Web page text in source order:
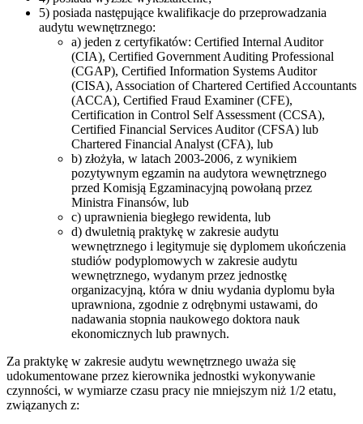
5) posiada następujące kwalifikacje do przeprowadzania
audytu wewnętrznego:
a) jeden z certyfikatów: Certified Internal Auditor
(CIA), Certified Government Auditing Professional
(CGAP), Certified Information Systems Auditor
(CISA), Association of Chartered Certified Accountants
(ACCA), Certified Fraud Examiner (CFE),
Certification in Control Self Assessment (CCSA),
Certified Financial Services Auditor (CFSA) lub
Chartered Financial Analyst (CFA), lub
b) złożyła, w latach 2003-2006, z wynikiem
pozytywnym egzamin na audytora wewnętrznego
przed Komisją Egzaminacyjną powołaną przez
Ministra Finansów, lub
c) uprawnienia biegłego rewidenta, lub
d) dwuletnią praktykę w zakresie audytu
wewnętrznego i legitymuje się dyplomem ukończenia
studiów podyplomowych w zakresie audytu
wewnętrznego, wydanym przez jednostkę
organizacyjną, która w dniu wydania dyplomu była
uprawniona, zgodnie z odrębnymi ustawami, do
nadawania stopnia naukowego doktora nauk
ekonomicznych lub prawnych.
Za praktykę w zakresie audytu wewnętrznego uważa się
udokumentowane przez kierownika jednostki wykonywanie
czynności, w wymiarze czasu pracy nie mniejszym niż 1/2 etatu,
związanych z: